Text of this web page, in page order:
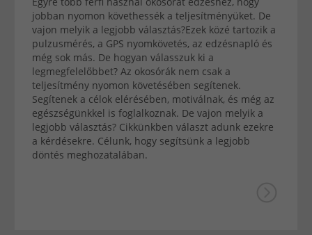
jobban nyomon követhessék a teljesítményüket. De
vajon melyik a legjobb választás?Ezek közé tartozik a
pulzusmérés, a GPS nyomkövetés, az edzésnapló és
még sok más. De hogyan válasszuk ki a
legmegfelelőbbet? Az okosórák nem csak a
teljesítmény nyomon követésében segítenek.
Segítenek a célok elérésében, motiválnak, és még az
egészségünkkel is foglalkoznak. De vajon melyik a
legjobb választás? Cikkünkben választ adunk ezekre
a kérdésekre. Célunk, hogy segítsünk a legjobb
döntés meghozatalában.